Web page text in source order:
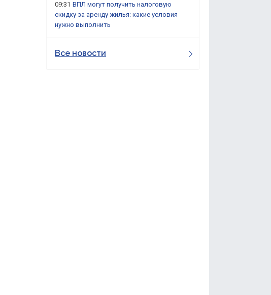
09:31 ВПЛ могут получить налоговую
скидку за аренду жилья: какие условия
нужно выполнить
Все новости